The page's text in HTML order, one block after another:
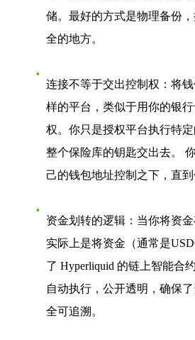
储。最好的方式是物理备份
全的地方。
连接不等于交出控制权 ：将
样的平台，类似于用你的银
权。你只是授权平台执行特
整个保险库的钥匙交出去。
己的钱包地址控制之下，直到
资金划转的逻辑 ：当你将资
实际上是将资金（通常是
了 Hyperliquid 的链上智能合
自动执行，公开透明，确保
全可追溯。